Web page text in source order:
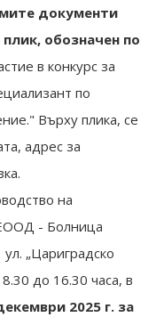
документи
обозначен по
в конкурс за
по
Върху плика, се
адрес за
на
- Болница
„Цариградско
до 16.30 часа, в
2025 г. за